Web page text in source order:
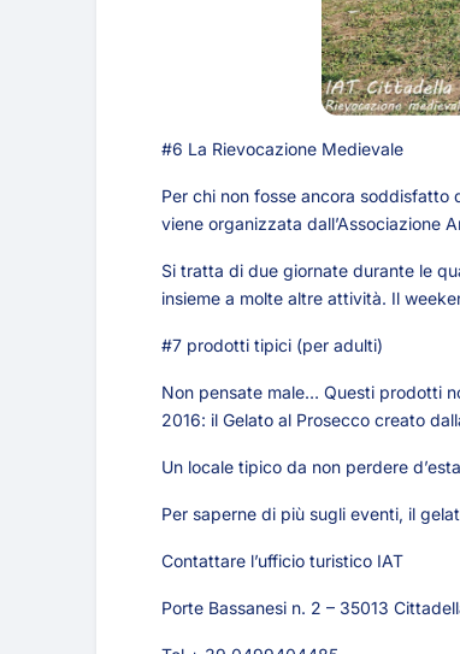
#6 La Rievocazione Medievale
Per chi non fosse ancora soddisfatto
viene organizzata dall’Associazione
Si tratta di due giornate durante le
insieme a molte altre attività. Il
#7 prodotti tipici (per adulti)
Non pensate male… Questi prodotti
2016: il Gelato al Prosecco creato
Un locale tipico da non perdere
Per saperne di più sugli eventi, il
Contattare l’ufficio turistico IAT
Porte Bassanesi n. 2 – 35013